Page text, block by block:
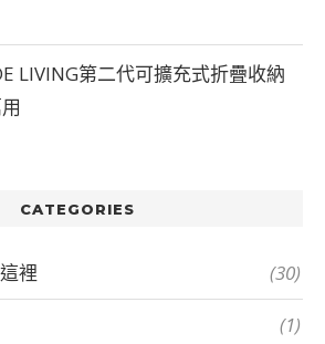
LIVING第二代可擴充式折疊收納
CATEGORIES
裡 (30)
(1)